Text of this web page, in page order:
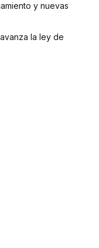
y nuevas
la ley de